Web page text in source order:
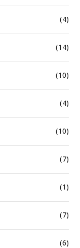
(4)
(14)
(10)
(4)
(10)
(7)
(1)
(7)
(6)